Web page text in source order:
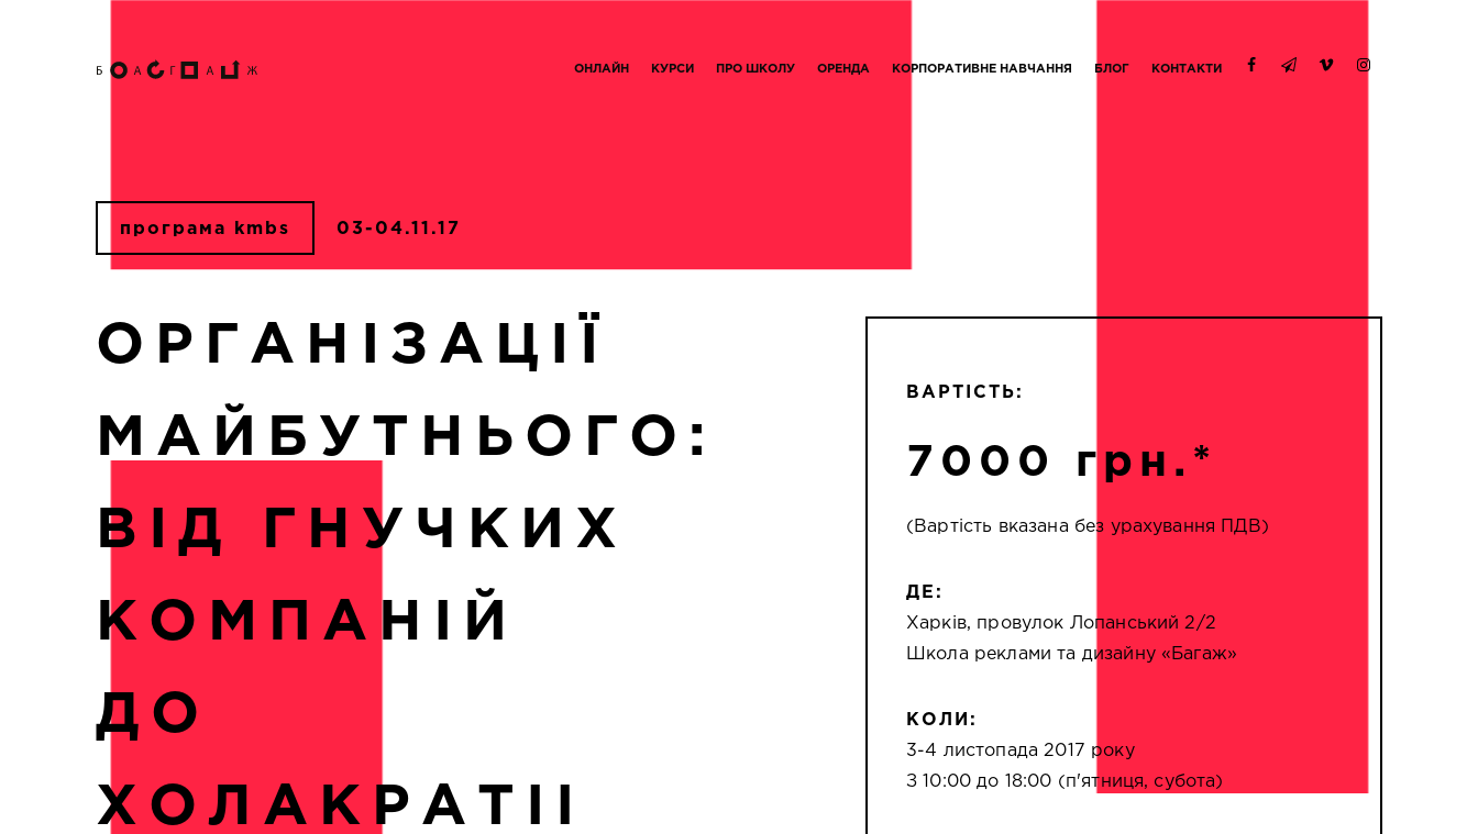
ОНЛАЙН КУРСИ ПРО ШКОЛУ ОРЕНДА КОРПОРАТИВНЕ НАВЧАННЯ БЛОГ КОНТАКТИ
програма kmbs 03-04.11.17
ОРГАНІЗАЦІЇ
МАЙБУТНЬОГО:
ВІД ГНУЧКИХ
КОМПАНІЙ
ДО
ХОЛАКРАТІІ
ВАРТIСТЬ:
7000 грн.*
(Вартість вказана без урахування ПДВ)
ДЕ:
Харкiв, провулок Лопанський 2/2
Школа реклами та дизайну «Багаж»
КОЛИ:
3-4 листопада 2017 року
З 10:00 до 18:00 (п'ятниця, субота)